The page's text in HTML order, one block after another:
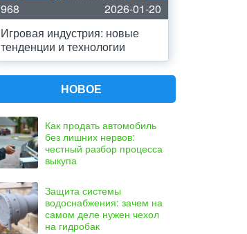
968
2026-01-20
Игровая индустрия: новые
тенденции и технологии
НОВОЕ
Как продать автомобиль
без лишних нервов:
честный разбор процесса
выкупа
Защита системы
водоснабжения: зачем на
самом деле нужен чехол
на гидробак